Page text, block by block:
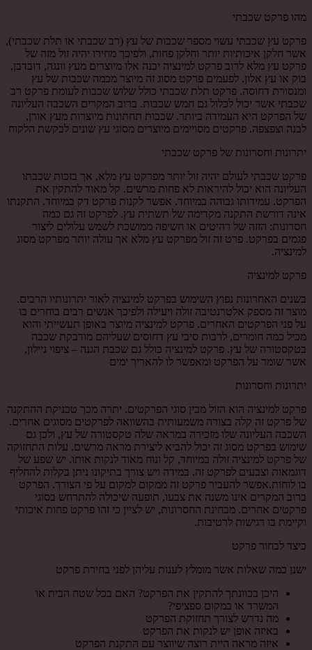
מהו פרקט שכבתי
פרקט עץ שכבתי עשוי מספר שכבות של עץ (רב שכבתי או תלת שכבתי),
אשר חלקן איכותיות יותר וחלקן פחות, ולפיכך מחירו יהיה זול מזה של
פרקט עץ מלא לרוב פרקט למינציה יבנה אלו מיוצרים מעץ וונגה, דובדבן,
בוק או עץ אלון. לפעמים פרקט מסוג זה מיוצר מכמה שכבות של עץ
ומנסורת דחוסה. פרקט תלת שכבתי כולל שלוש שכבות לעומת פרקט רב
שכבתי אשר יכול לכלול גם חמש שכבות. ברוב המקרים השכבה העליונה
של הפרקט היא העמידה ביותר. שכבות תחתונות מיוצרות מעץ אורן,
לבנה וצפצפה. פרקטים מסויימים מיוצרים מסוגי עץ שונים לבקשת הלקוח
יתרונות וחסרונות של פרקט שכבתי
פרקט שכבתי לעולם יהיה זול יותר מפרקט עץ מלא, אך בזכות שכבתו
העליונה הוא יכול להיראות לא פחות מרשים. קל מאוד להתקין את
הפרקט. עמידותו גבוהה במיוחד. אפשר לקנות פרקט דק במיוחד. התקנתו
אינה דורשת התקנה מקדימה של תשתית עץ. לפרקט זה גם כמה
חסרונות: הזזה של רהיטים או חשיפה ממושכת לשמש עלולים ליצור
פגמים בפרקט. פרט זה זול מפרקט עץ מלא אך עולה יותר מפרקט מסוג
למינציה.
פרקט למינציה
בשנים האחרונות נפוץ השימוש בפרקט למינציה לאור יתרונותיו הרבים.
מוצר זה מספק אלטרנטיבה זולה ויעילה ולפיכך אנשים רבים בוחרים בו
על פני הפרקטים האחרים. פרקט למינציה מיוצר באופן תעשייתי והוא
מכיל כמה חומרים, לרבות סיבי עץ דחוסים שעליהם מודבקת שכבה
בטקסטורה של עץ. פרקט למינציה כולל גם שכבת הגנה – ציפוי ניילון,
אשר שומר על הפרקט ומאפשר לו להאריך ימים
יתרונות וחסרונות
פרקט למינציה הוא הזול מבין סוגי הפרקטים. יתרה מכך טכניקת ההתקנה
של פרקט זה קלה בצורה משמעותית בהשוואה לפרקטים מסוגים אחרים.
השכבה העליונה שלו מזכירה במראה שלה טקסטורה של עץ, ולכן גם
שימוש בפרקט מסוג זה יכול להביא ליצירת מראה מרשים. עלות התחזוקה
של פרקט למינציה זולה במיוחד, קל ונוח מאוד לנקות אותו. יש שפע של
דוגמאות וצבעים לפרקט זה. במידה ויש צורך בתיקונו ניתן בקלות להחליף
בו לוחות.אפשר להעביר פרקט זה ממקום למקום על פי הצורך. הפרקט
ברוב המקרים אינו משנה את צבעו, תופעה שיכולה להתרחש בסוגי
פרקטים אחרים. מבחינת החסרונות, יש לציין כי זהו פרקט פחות איכותי
וקיימת בו רגישות לרטיבות.
כיצד לבחור פרקט
ישנן כמה שאלות אשר מומלץ לענות עליהן לפני בחירת פרקט
היכן בכוונתך להתקין את הפרקט? האם בכל שטח הבית או
המשרד או במקום ספציפי?
מה נדרש לצורך תחזוקת הפרקט
באיזה אופן יש לנקות את הפרקט
איזה מראה היית רוצה שיווצר עם התקנת הפרקט